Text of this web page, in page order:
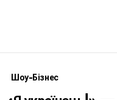
Шоу-Бізнес